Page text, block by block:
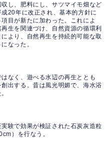
し、肥料にし、サツマイモ畑など
20年に改正され、基本的方針に
目が新たに加わった。これによ
生を関連づけ、自然資源の循環利
より、自然再生を持続的可能な取
なった。
なく、遊べる水辺の再生ととも
出する。昔は風光明媚で、海水浴
験で効果が検証された石炭灰造粒
）を行なう。